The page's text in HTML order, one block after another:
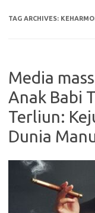
TAG ARCHIVES:
Media
Anak Babi
Terliun:
Dunia